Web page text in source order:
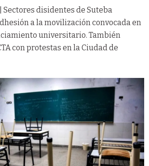
| Sectores disidentes de Suteba
a la movilización convocada en
universitario. También
con protestas en la Ciudad de